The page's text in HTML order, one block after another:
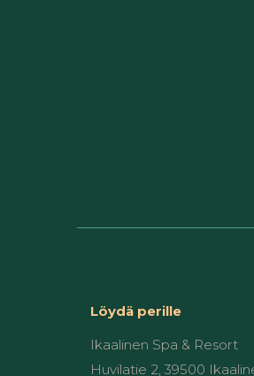
Löydä perille
Ikaalinen Spa & Resort
Huvilatie 2, 39500